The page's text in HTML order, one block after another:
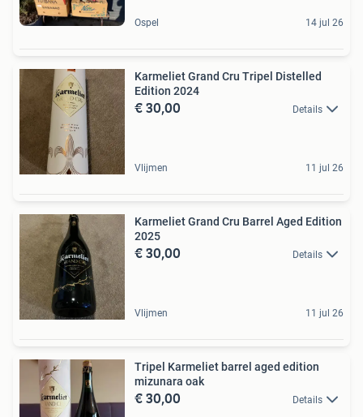
Ospel 14 jul 26
Karmeliet Grand Cru Tripel Distelled
Edition 2024
€ 30,00 Details
Vlijmen 11 jul 26
Karmeliet Grand Cru Barrel Aged Edition
2025
€ 30,00 Details
Vlijmen 11 jul 26
Tripel Karmeliet barrel aged edition
mizunara oak
€ 30,00 Details